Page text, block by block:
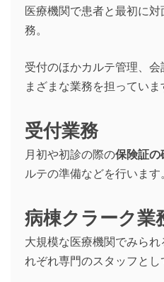
医療機関で患者と最初に
務。
受付のほかカルテ管理、
まざまな業務を担っていま
受付業務
月初や初診の際の保険証の
ルテの準備などを行います。
病棟クラーク業
大規模な医療機関でみら
れぞれ専門のスタッフとし